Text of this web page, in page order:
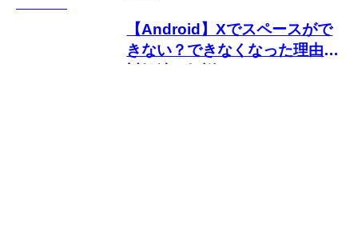
【Android】Xでスペースがで
きない？できなくなった理由と